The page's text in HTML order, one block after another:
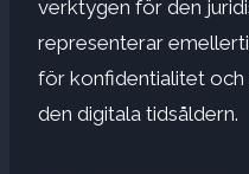
verktygen för den
representerar
för konfidentialitet och
den digitala tidsåldern.